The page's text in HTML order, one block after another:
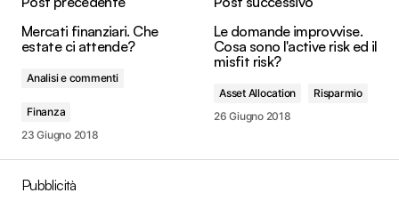
Mercati finanziari. Che
estate ci attende?
Analisi e commenti
Finanza
23 Giugno 2018
Le domande improvvise.
Cosa sono l'active risk ed il
misfit risk?
Asset Allocation
Risparmio
26 Giugno 2018
Pubblicità